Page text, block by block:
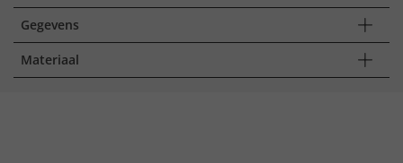
Gegevens
Materiaal